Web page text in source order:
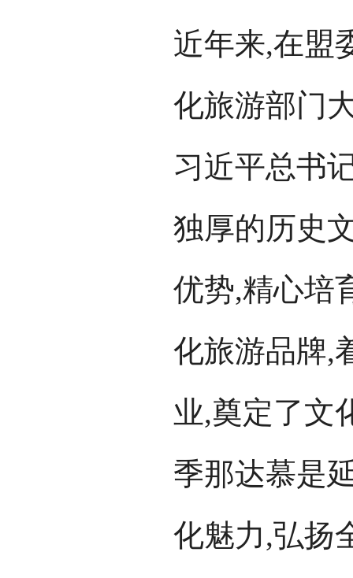
近年来,在盟
化旅游部门
习近平总书
独厚的历史
优势,精心培
化旅游品牌,
业,奠定了文
季那达慕是
化魅力,弘扬